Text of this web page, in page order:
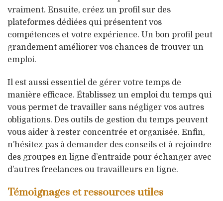
vraiment. Ensuite, créez un profil sur des
plateformes dédiées qui présentent vos
compétences et votre expérience. Un bon profil peut
grandement améliorer vos chances de trouver un
emploi.
Il est aussi essentiel de gérer votre temps de
manière efficace. Établissez un emploi du temps qui
vous permet de travailler sans négliger vos autres
obligations. Des outils de gestion du temps peuvent
vous aider à rester concentrée et organisée. Enfin,
n’hésitez pas à demander des conseils et à rejoindre
des groupes en ligne d’entraide pour échanger avec
d’autres freelances ou travailleurs en ligne.
Témoignages et ressources utiles